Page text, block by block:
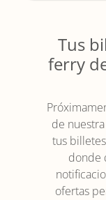
Tus
ferry
de
tus
donde
ofertas